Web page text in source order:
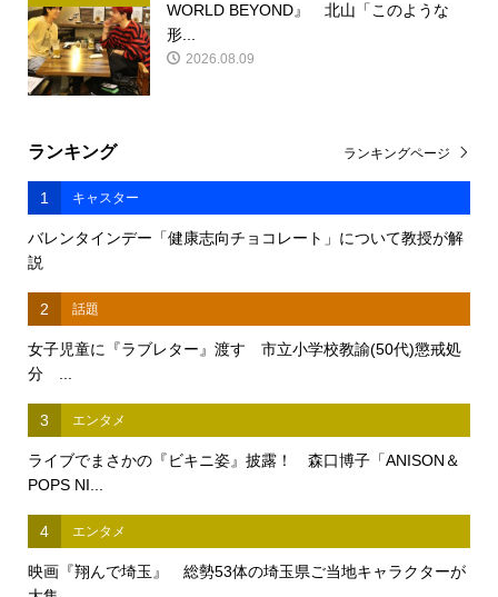
WORLD BEYOND』 北山「このような
形...
2026.08.09
ランキング
1 キャスター
バレンタインデー「健康志向チョコレート」について教授が解
説
2 話題
女子児童に『ラブレター』渡す 市立小学校教諭(50代)懲戒処
分 ...
3 エンタメ
ライブでまさかの『ビキニ姿』披露！ 森口博子「ANISON＆
POPS NI...
4 エンタメ
映画『翔んで埼玉』 総勢53体の埼玉県ご当地キャラクターが
ランキングページ